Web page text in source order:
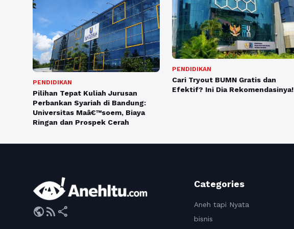
PENDIDIKAN
Pilihan Tepat Kuliah Jurusan
Perbankan Syariah di Bandung:
Universitas Maâ€™soem, Biaya
Ringan dan Prospek Cerah
PENDIDIKAN
Cari Tryout BUMN Gratis dan
Efektif? Ini Dia Rekomendasinya!
publicrss_feed share
Categories
Aneh tapi Nyata
bisnis